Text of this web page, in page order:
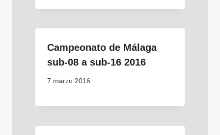
Campeonato de Málaga
sub-08 a sub-16 2016
7 marzo 2016